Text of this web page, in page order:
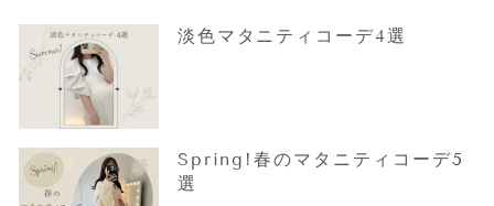
淡色マタニティコーデ4選
Spring!春のマタニティコーデ5
選